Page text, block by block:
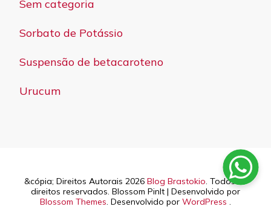
Sem categoria
Sorbato de Potássio
Suspensão de betacaroteno
Urucum
&cópia; Direitos Autorais 2026 Blog Brastokio. Todos os
direitos reservados. Blossom PinIt | Desenvolvido por
Blossom Themes. Desenvolvido por WordPress .